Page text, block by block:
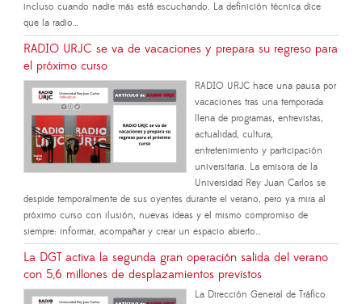
incluso cuando nadie más está escuchando. La definición técnica dice
que la radio…
RADIO URJC se va de vacaciones y prepara su regreso para
el próximo curso
RADIO URJC hace una pausa por
vacaciones tras una temporada
llena de programas, entrevistas,
actualidad, cultura,
entretenimiento y participación
universitaria. La emisora de la
Universidad Rey Juan Carlos se
despide temporalmente de sus oyentes durante el verano, pero ya mira al
próximo curso con ilusión, nuevas ideas y el mismo compromiso de
siempre: informar, acompañar y crear un espacio abierto…
La DGT activa la segunda gran operación salida del verano
con 5,6 millones de desplazamientos previstos
La Dirección General de Tráfico